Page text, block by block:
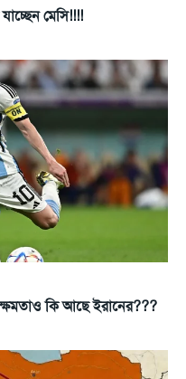
মেসি!!!!
কি আছে ইরানের???